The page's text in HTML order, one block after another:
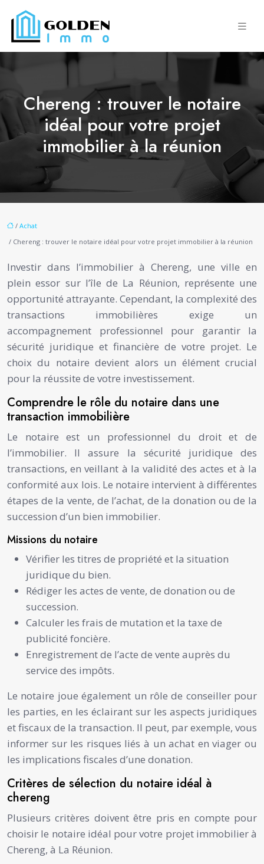
Chereng : trouver le notaire
idéal pour votre projet
immobilier à la réunion
/ Achat
/ Chereng : trouver le notaire idéal pour votre projet immobilier à la réunion
Investir dans l’immobilier à Chereng, une ville en
plein essor sur l’île de La Réunion, représente une
opportunité attrayante. Cependant, la complexité des
transactions immobilières exige un
accompagnement professionnel pour garantir la
sécurité juridique et financière de votre projet. Le
choix du notaire devient alors un élément crucial
pour la réussite de votre investissement.
Comprendre le rôle du notaire dans une
transaction immobilière
Le notaire est un professionnel du droit et de
l’immobilier. Il assure la sécurité juridique des
transactions, en veillant à la validité des actes et à la
conformité aux lois. Le notaire intervient à différentes
étapes de la vente, de l’achat, de la donation ou de la
succession d’un bien immobilier.
Missions du notaire
Vérifier les titres de propriété et la situation
juridique du bien.
Rédiger les actes de vente, de donation ou de
succession.
Calculer les frais de mutation et la taxe de
publicité foncière.
Enregistrement de l’acte de vente auprès du
service des impôts.
Le notaire joue également un rôle de conseiller pour
les parties, en les éclairant sur les aspects juridiques
et fiscaux de la transaction. Il peut, par exemple, vous
informer sur les risques liés à un achat en viager ou
les implications fiscales d’une donation.
Critères de sélection du notaire idéal à
chereng
Plusieurs critères doivent être pris en compte pour
choisir le notaire idéal pour votre projet immobilier à
Chereng, à La Réunion.